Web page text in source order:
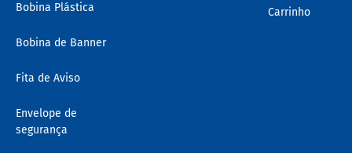
Bobina Plástica
Bobina de Banner
Fita de Aviso
Envelope de
segurança
Carrinho